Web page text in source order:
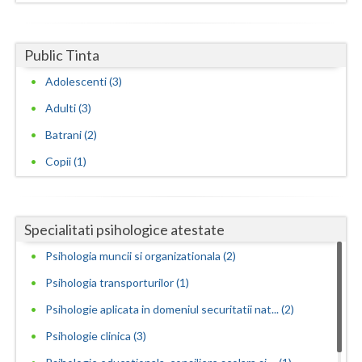
(1)
(1)
Consiliere psihologica pentru persoanele care s... (1)
Consiliere psihologica pentru plasarea in munca... (1)
Consiliere psihologica privind orientarea in ca... (2)
Consultanta psihologica pentru managementul res...
(1)
Dezvoltare personala pentru adulti (2)
Educatie parentala pentru parinti sau alte pers... (1)
Evaluare clinica si aviz psihologic pentru comi... (1)
Evaluare psihologica pentru adoptie (1)
Examinari psihologice in vederea evaluarii depr... (1)
Public Tinta
Adolescenti (3)
Adulti (3)
Batrani (2)
Copii (1)
Specialitati psihologice atestate
Psihologia muncii si organizationala (2)
Psihologia transporturilor (1)
Psihologie aplicata in domeniul securitatii nat... (2)
Psihologie clinica (3)